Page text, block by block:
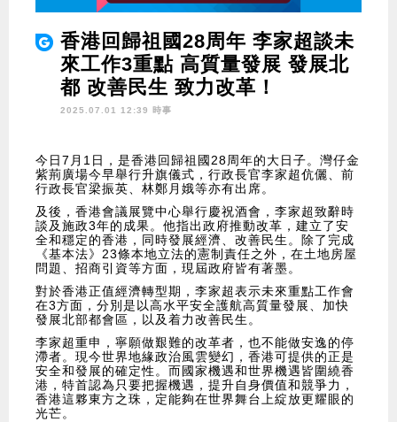
香港回歸祖國28周年 李家超談未
來工作3重點 高質量發展 發展北
都 改善民生 致力改革！
2025.07.01 12:39 時事
今日7月1日，是香港回歸祖國28周年的大日子。灣仔金
紫荊廣場今早舉行升旗儀式，行政長官李家超伉儷、前
行政長官梁振英、林鄭月娥等亦有出席。
及後，香港會議展覽中心舉行慶祝酒會，李家超致辭時
談及施政3年的成果。他指出政府推動改革，建立了安
全和穩定的香港，同時發展經濟、改善民生。除了完成
《基本法》23條本地立法的憲制責任之外，在土地房屋
問題、招商引資等方面，現屆政府皆有著墨。
對於香港正值經濟轉型期，李家超表示未來重點工作會
在3方面，分別是以高水平安全護航高質量發展、加快
發展北部都會區，以及着力改善民生。
李家超重申，寧願做艱難的改革者，也不能做安逸的停
滯者。現今世界地緣政治風雲變幻，香港可提供的正是
安全和發展的確定性。而國家機遇和世界機遇皆圍繞香
港，特首認為只要把握機遇，提升自身價值和競爭力，
香港這夥東方之珠，定能夠在世界舞台上綻放更耀眼的
光芒。